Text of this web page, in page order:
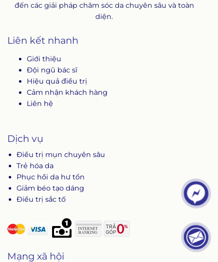
đến các giải pháp chăm sóc da chuyên sâu và toàn
diện.
Liên kết nhanh
Giới thiệu
Đội ngũ bác sĩ
Hiệu quả điều trị
Cảm nhận khách hàng
Liên hệ
Dịch vụ
Điều trị mụn chuyên sâu
Trẻ hóa da
Phục hồi da hư tổn
Giảm béo tạo dáng
Điều trị sắc tố
Mạng xã hội